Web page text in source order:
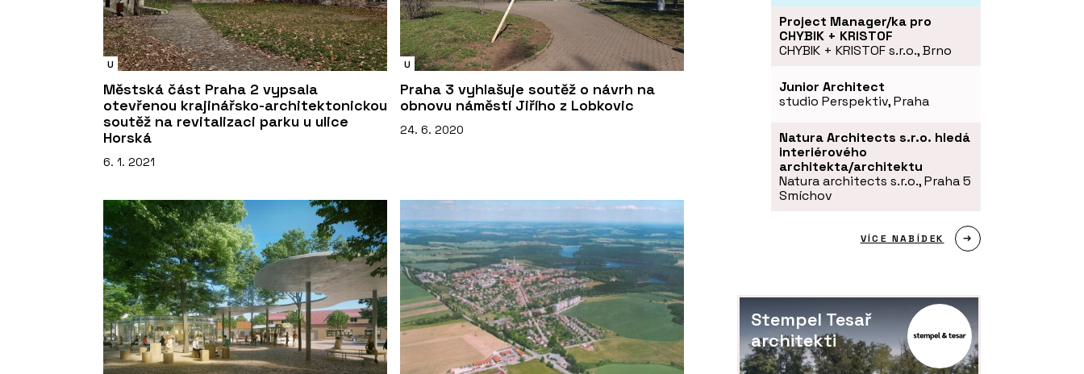
U
Městská část Praha 2 vypsala
otevřenou krajinářsko-architektonickou
soutěž na revitalizaci parku u ulice
Horská
6. 1. 2021
U
Praha 3 vyhlašuje soutěž o návrh na
obnovu náměstí Jiřího z Lobkovic
24. 6. 2020
Project Manager/ka pro
CHYBIK + KRISTOF
CHYBIK + KRISTOF s.r.o., Brno
Junior Architect
studio Perspektiv, Praha
Natura Architects s.r.o. hledá
interiérového
architekta/architektu
Natura architects s.r.o., Praha 5
Smíchov
VÍCE NABÍDEK
Stempel Tesař
architekti